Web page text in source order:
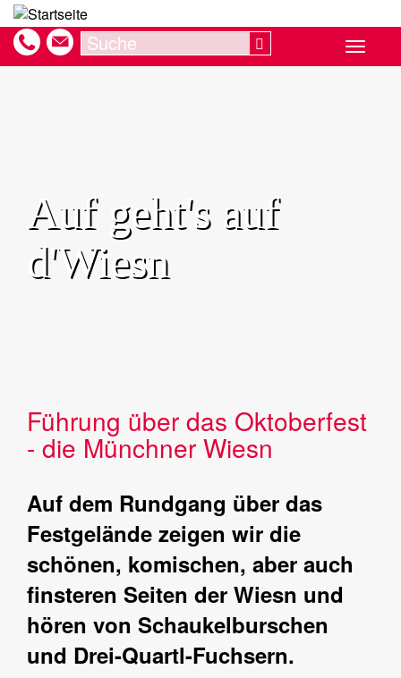
Direkt
zum
Inhalt
Search Search
Toggle
Auf geht's auf
d'Wiesn
Führung über das Oktoberfest
- die Münchner Wiesn
Auf dem Rundgang über das
Festgelände zeigen wir die
schönen, komischen, aber auch
finsteren Seiten der Wiesn und
hören von Schaukelburschen
und Drei-Quartl-Fuchsern.